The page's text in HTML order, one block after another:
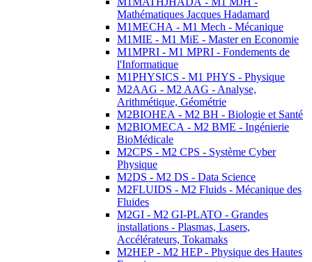
Mathématiques Jacques Hadamard
M1MECHA - M1 Mech - Mécanique
M1MIE - M1 MiE - Master en Economie
M1MPRI - M1 MPRI - Fondements de
l'Informatique
M1PHYSICS - M1 PHYS - Physique
M2AAG - M2 AAG - Analyse,
Arithmétique, Géométrie
M2BIOHEA - M2 BH - Biologie et Santé
M2BIOMECA - M2 BME - Ingénierie
BioMédicale
M2CPS - M2 CPS - Système Cyber
Physique
M2DS - M2 DS - Data Science
M2FLUIDS - M2 Fluids - Mécanique des
Fluides
M2GI - M2 GI-PLATO - Grandes
installations - Plasmas, Lasers,
Accélérateurs, Tokamaks
M2HEP - M2 HEP - Physique des Hautes